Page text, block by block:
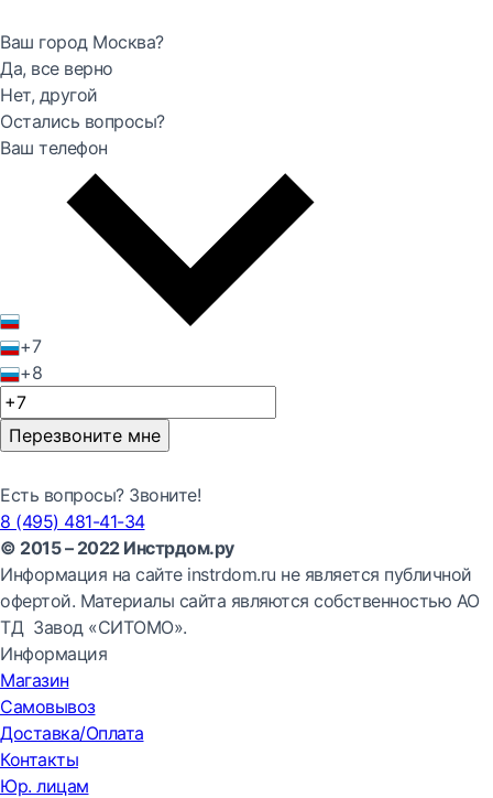
Ваш город Москва?
Да, все верно
Нет, другой
Остались вопросы?
Ваш телефон
+7
+8
Перезвоните мне
Есть вопросы? Звоните!
8 (495) 481-41-34
© 2015 – 2022 Инстрдом.ру
Информация на сайте instrdom.ru не является публичной
офертой. Материалы сайта являются собственностью АО
ТД Завод «СИТОМО».
Информация
Магазин
Самовывоз
Доставка/Оплата
Контакты
Юр. лицам